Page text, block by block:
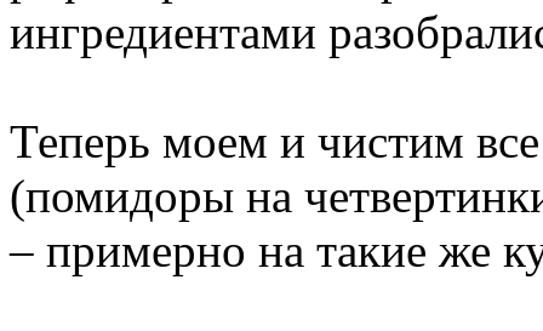
ингредиентами
Теперь моем и чистим
(помидоры на
– примерно на такие же